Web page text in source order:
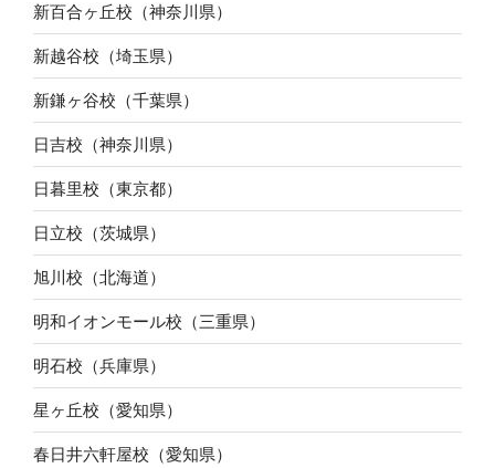
新百合ヶ丘校（神奈川県）
新越谷校（埼玉県）
新鎌ヶ谷校（千葉県）
日吉校（神奈川県）
日暮里校（東京都）
日立校（茨城県）
旭川校（北海道）
明和イオンモール校（三重県）
明石校（兵庫県）
星ヶ丘校（愛知県）
春日井六軒屋校（愛知県）